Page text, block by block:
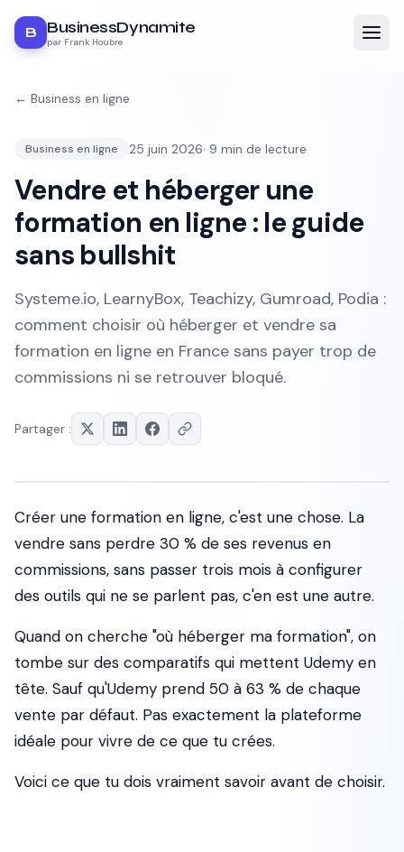
B BusinessDynamite
par Frank Houbre
← Business en ligne
Business en ligne 25 juin 2026· 9 min de lecture
Vendre et héberger une
formation en ligne : le guide
sans bullshit
Systeme.io, LearnyBox, Teachizy, Gumroad, Podia :
comment choisir où héberger et vendre sa
formation en ligne en France sans payer trop de
commissions ni se retrouver bloqué.
Partager :
Créer une formation en ligne, c'est une chose. La
vendre sans perdre 30 % de ses revenus en
commissions, sans passer trois mois à configurer
des outils qui ne se parlent pas, c'en est une autre.
Quand on cherche "où héberger ma formation", on
tombe sur des comparatifs qui mettent Udemy en
tête. Sauf qu'Udemy prend 50 à 63 % de chaque
vente par défaut. Pas exactement la plateforme
idéale pour vivre de ce que tu crées.
Voici ce que tu dois vraiment savoir avant de choisir.